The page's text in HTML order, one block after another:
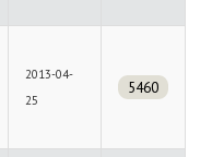
2013-04-
25
5460